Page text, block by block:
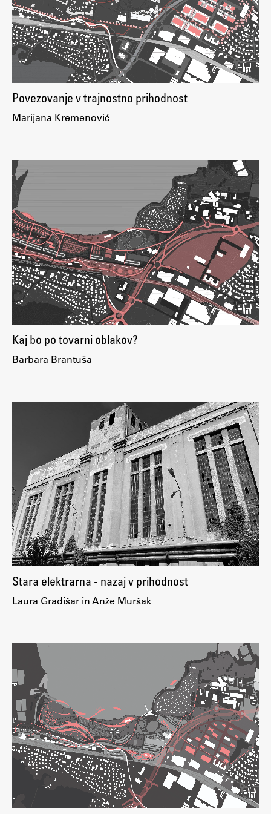
Raziskovalni projekti
Dosežki
Inštituti
Svetlobni LAB
Delo
Seminarji
Seminarske teme
Gostujoči profesor
Delavnice
Študentski projekti
Ekskurzije
Natečaji
Zaključna dela
Razvojno sodelovanje in humanitarna pomoč
Založništvo
FA–ZA
AR – Arhitektura, raziskovanje
Igra ustvarjalnosti
Povezovanje v trajnostno prihodnost
Marijana Kremenović
Kaj bo po tovarni oblakov?
Barbara Brantuša
Stara elektrarna - nazaj v prihodnost
Laura Gradišar in Anže Muršak